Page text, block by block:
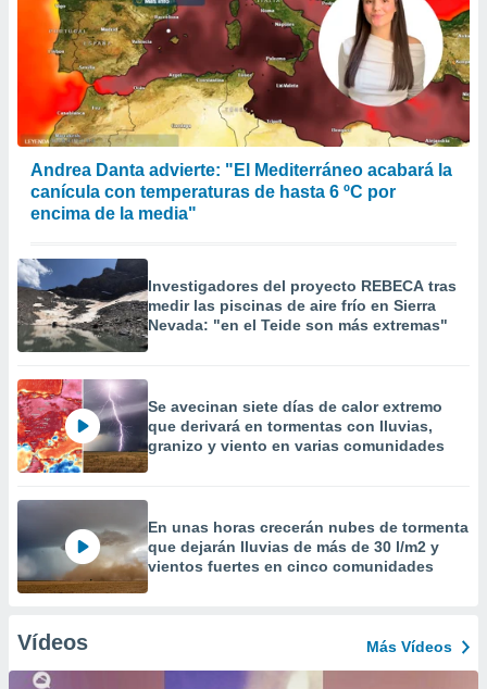
Andrea Danta advierte: "El Mediterráneo acabará la
canícula con temperaturas de hasta 6 ºC por
encima de la media"
Investigadores del proyecto REBECA tras
medir las piscinas de aire frío en Sierra
Nevada: "en el Teide son más extremas"
Se avecinan siete días de calor extremo
que derivará en tormentas con lluvias,
granizo y viento en varias comunidades
En unas horas crecerán nubes de tormenta
que dejarán lluvias de más de 30 l/m2 y
vientos fuertes en cinco comunidades
Vídeos Más Vídeos